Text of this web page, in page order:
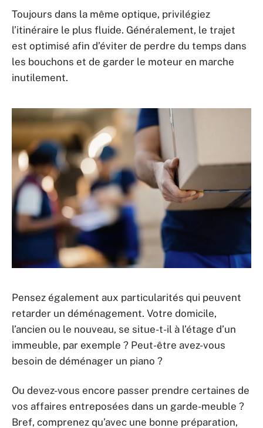
Toujours dans la même optique, privilégiez
l’itinéraire le plus fluide. Généralement, le trajet
est optimisé afin d’éviter de perdre du temps dans
les bouchons et de garder le moteur en marche
inutilement.
Pensez également aux particularités qui peuvent
retarder un déménagement. Votre domicile,
l’ancien ou le nouveau, se situe-t-il à l’étage d’un
immeuble, par exemple ? Peut-être avez-vous
besoin de déménager un piano ?
Ou devez-vous encore passer prendre certaines de
vos affaires entreposées dans un garde-meuble ?
Bref, comprenez qu’avec une bonne préparation,